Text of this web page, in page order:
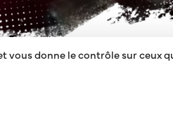
vous donne le contrôle sur ceux